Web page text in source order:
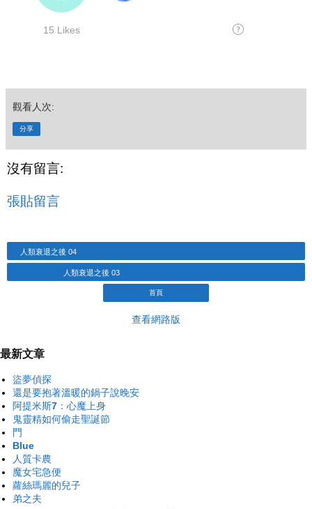
觀看人次:
分享
沒有留言:
張貼留言
人類衰退之後 04
人類衰退之後 03
首頁
查看網路版
最新文章
盜夢偵探
還是要抱著溫暖的鍋子說晚安
阿提米斯7：心魔上身
鬼靈精如何偷走聖誕節
門
Blue
人質卡農
魔女宅急便
蘿絲瑪麗的兒子
弟之夫